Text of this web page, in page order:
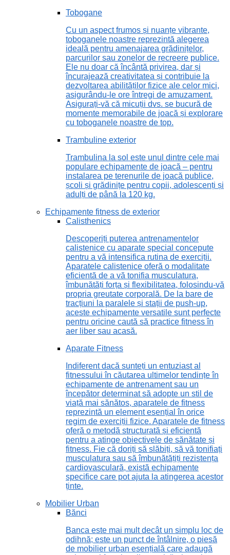
Tobogane
Cu un aspect frumos și nuanțe vibrante,
toboganele noastre reprezintă alegerea
ideală pentru amenajarea grădinițelor,
parcurilor sau zonelor de recreere publice.
Ele nu doar că încântă privirea, dar și
încurajează creativitatea și contribuie la
dezvoltarea abilităților fizice ale celor mici,
asigurându-le ore întregi de amuzament.
Asigurați-vă că micuții dvs. se bucură de
momente memorabile de joacă și explorare
cu toboganele noastre de top.
Trambuline exterior
Trambulina la sol este unul dintre cele mai
populare echipamente de joacă – pentru
instalarea pe terenurile de joacă publice,
școli și grădinițe pentru copii, adolescenți și
adulți de până la 120 kg.
Echipamente fitness de exterior
Calisthenics
Descoperiți puterea antrenamentelor
calistenice cu aparate special concepute
pentru a vă intensifica rutina de exerciții.
Aparatele calistenice oferă o modalitate
eficientă de a vă tonifia musculatura,
îmbunătăți forța și flexibilitatea, folosindu-vă
propria greutate corporală. De la bare de
tracțiuni la paralele și stații de push-up,
aceste echipamente versatile sunt perfecte
pentru oricine caută să practice fitness în
aer liber sau acasă.
Aparate Fitness
Indiferent dacă sunteți un entuziast al
fitnessului în căutarea ultimelor tendințe în
echipamente de antrenament sau un
începător determinat să adopte un stil de
viață mai sănătos, aparatele de fitness
reprezintă un element esențial în orice
regim de exerciții fizice. Aparatele de fitness
oferă o metodă structurată și eficientă
pentru a atinge obiectivele de sănătate și
fitness. Fie că doriți să slăbiți, să vă tonifiați
musculatura sau să îmbunătățiți rezistența
cardiovasculară, există echipamente
specifice care pot ajuta la atingerea acestor
ținte.
Mobilier Urban
Bănci
Banca este mai mult decât un simplu loc de
odihnă; este un punct de întâlnire, o piesă
de mobilier urban esențială care adaugă